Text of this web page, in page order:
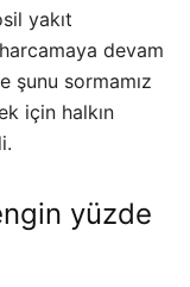
yakıt
devam
şunu sormamız
için halkın
yüzde